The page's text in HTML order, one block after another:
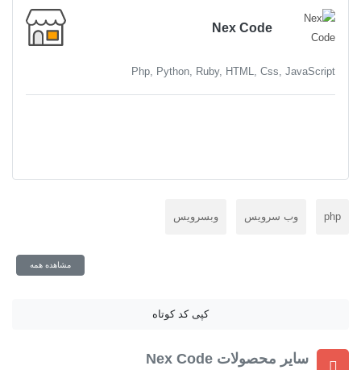
Nex Code ‌
Php, Python, Ruby, HTML, Css, JavaScript
php وب سرویس وبسرویس
مشاهده همه
کپی کد کوتاه
سایر محصولات Nex Code ‌